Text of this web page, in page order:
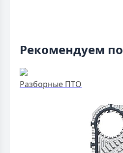
Рекомендуем
Разборные ПТО